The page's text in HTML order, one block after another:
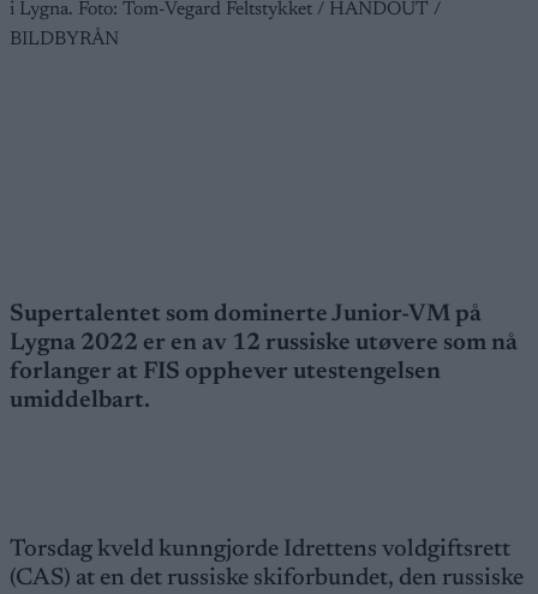
Supertalentet som dominerte Junior-VM på
Lygna 2022 er en av 12 russiske utøvere som nå
forlanger at FIS opphever utestengelsen
umiddelbart.
Torsdag kveld kunngjorde Idrettens voldgiftsrett
(CAS) at en det russiske skiforbundet, den russiske